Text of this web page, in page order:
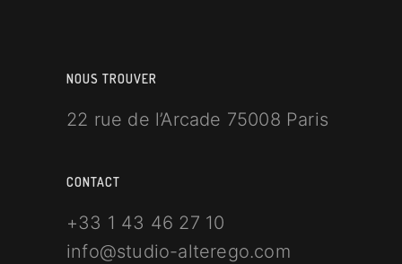
NOUS TROUVER
22 rue de l’Arcade 75008 Paris
CONTACT
+33 1 43 46 27 10
info@studio-alterego.com